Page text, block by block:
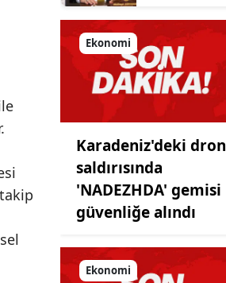
Tarihin
milletlerin
önüne
koyduğu
ayna!
Ekonomi
Karadeniz'deki dron
saldırısında
'NADEZHDA' gemisi
güvenliğe alındı
Ekonomi